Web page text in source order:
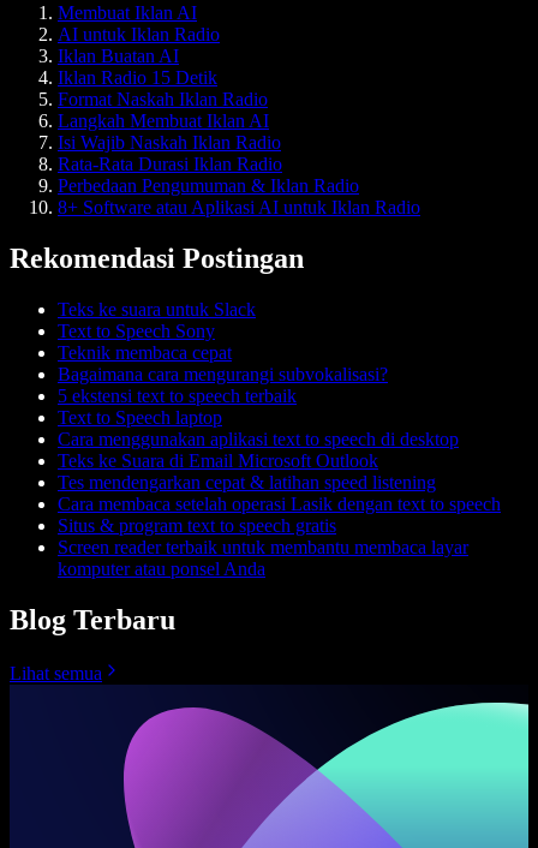
Membuat Iklan AI
AI untuk Iklan Radio
Iklan Buatan AI
Iklan Radio 15 Detik
Format Naskah Iklan Radio
Langkah Membuat Iklan AI
Isi Wajib Naskah Iklan Radio
Rata-Rata Durasi Iklan Radio
Perbedaan Pengumuman & Iklan Radio
8+ Software atau Aplikasi AI untuk Iklan Radio
Rekomendasi Postingan
Teks ke suara untuk Slack
Text to Speech Sony
Teknik membaca cepat
Bagaimana cara mengurangi subvokalisasi?
5 ekstensi text to speech terbaik
Text to Speech laptop
Cara menggunakan aplikasi text to speech di desktop
Teks ke Suara di Email Microsoft Outlook
Tes mendengarkan cepat & latihan speed listening
Cara membaca setelah operasi Lasik dengan text to speech
Situs & program text to speech gratis
Screen reader terbaik untuk membantu membaca layar
komputer atau ponsel Anda
Blog Terbaru
Lihat semua